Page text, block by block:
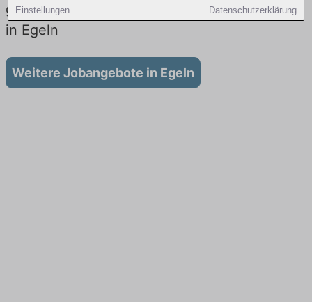
Einstellungen Datenschutzerklärung
gibt es keine Stellenangebote für Ausbildung
in Egeln
Weitere Jobangebote in Egeln